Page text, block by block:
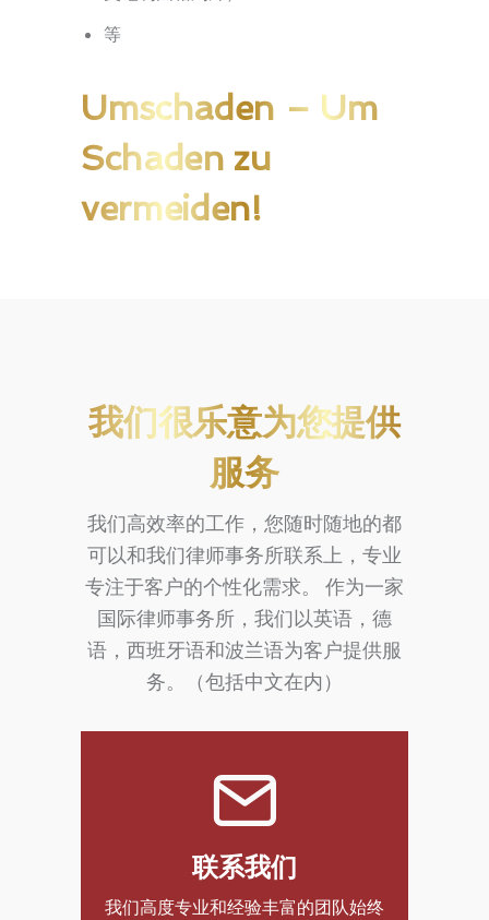
等
Umschaden – Um
Schaden zu
vermeiden!
我们很乐意为您提供
服务
我们高效率的工作，您随时随地的都
可以和我们律师事务所联系上，专业
专注于客户的个性化需求。 作为一家
国际律师事务所，我们以英语，德
语，西班牙语和波兰语为客户提供服
务。（包括中文在内）
联系我们
我们高度专业和经验丰富的团队始终